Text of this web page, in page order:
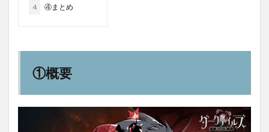
4 ④まとめ
①概要